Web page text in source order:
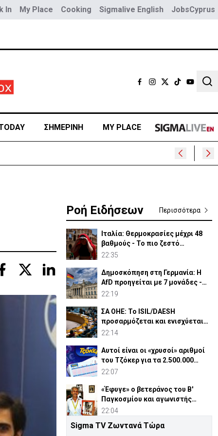
In My Place Cooking Sigmalive English JobsCyprus
ΣΗΜΕΡΙΝΗ MY PLACE
Ροή Ειδήσεων Περισσότερα
Ιταλία: Θερμοκρασίες μέχρι 48
βαθμούς - Το πιο ζεστό
καλοκαίρι των 100 χρόνων
22:35
Δημοσκόπηση στη Γερμανία: Η
AfD προηγείται με 7 μονάδες -
Διεύρυνε τη διαφορά
22:19
ΣΑ ΟΗΕ: Το ISIL/DAESH
προσαρμόζεται και ενισχύεται
στην Αφρική - Πώς απειλεί
22:14
Αυτοί είναι οι «χρυσοί» αριθμοί
του Τζόκερ για τα 2.500.000
ευρώ
22:07
«Έφυγε» ο βετεράνος του Β'
Παγκοσμίου και αγωνιστής
ΕΟΚΑ, Παύλος Μ. Κασάπης
22:04
«Όχι» 9 χωρών σε ισχυρισμό
Sigma TV Ζωντανά Τώρα